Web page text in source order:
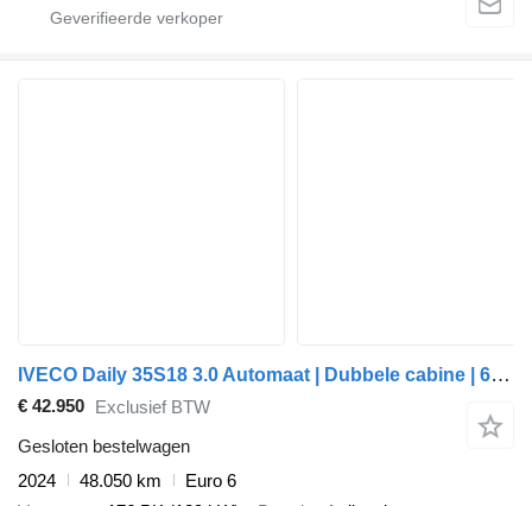
IVECO Daily 35S18 3.0 Automaat | Dubbele cabine | 6 persoons!
€ 42.950
Exclusief BTW
Gesloten bestelwagen
2024
48.050 km
Euro 6